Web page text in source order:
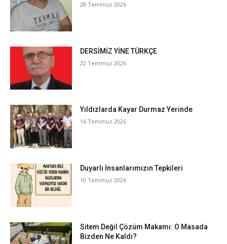
28 Temmuz 2026
DERSİMİZ YİNE TÜRKÇE
22 Temmuz 2026
Yıldızlarda Kayar Durmaz Yerinde
16 Temmuz 2026
Duyarlı İnsanlarımızın Tepkileri
10 Temmuz 2026
Sitem Değil Çözüm Makamı: O Masada
Bizden Ne Kaldı?